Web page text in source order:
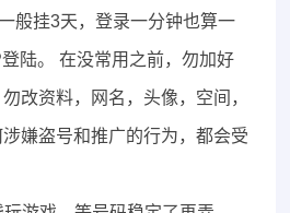
般挂3天，登录一分钟也算一
陆。 在没常用之前，勿加好
改资料，网名，头像，空间，
嫌盗号和推广的行为，都会受